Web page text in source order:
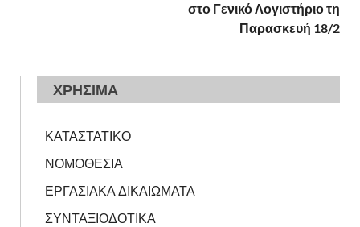
στο Γενικό Λογιστήριο τη
Παρασκευή 18/2
ΧΡΗΣΙΜΑ
ΚΑΤΑΣΤΑΤΙΚΟ
ΝΟΜΟΘΕΣΙΑ
ΕΡΓΑΣΙΑΚΑ ΔΙΚΑΙΩΜΑΤΑ
ΣΥΝΤΑΞΙΟΔΟΤΙΚΑ